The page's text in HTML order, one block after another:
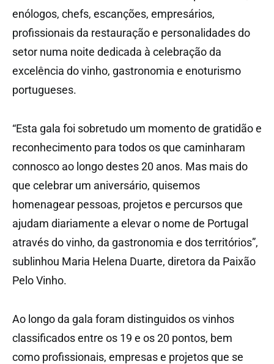
enólogos, chefs, escanções, empresários,
profissionais da restauração e personalidades do
setor numa noite dedicada à celebração da
excelência do vinho, gastronomia e enoturismo
portugueses.
“Esta gala foi sobretudo um momento de gratidão e
reconhecimento para todos os que caminharam
connosco ao longo destes 20 anos. Mas mais do
que celebrar um aniversário, quisemos
homenagear pessoas, projetos e percursos que
ajudam diariamente a elevar o nome de Portugal
através do vinho, da gastronomia e dos territórios”,
sublinhou Maria Helena Duarte, diretora da Paixão
Pelo Vinho.
Ao longo da gala foram distinguidos os vinhos
classificados entre os 19 e os 20 pontos, bem
como profissionais, empresas e projetos que se